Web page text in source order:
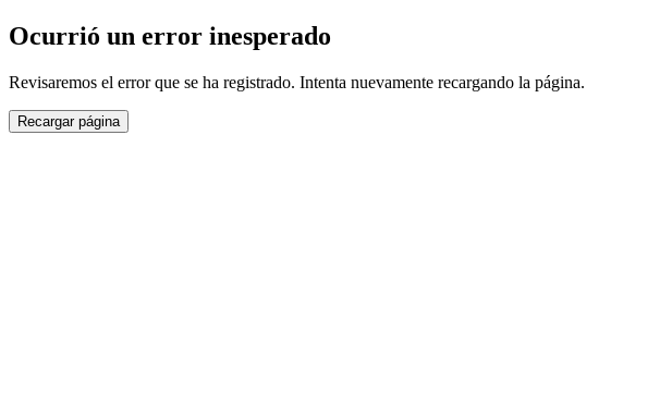
Ocurrió un error inesperado
Revisaremos el error que se ha registrado. Intenta nuevamente recargando la página.
Recargar página